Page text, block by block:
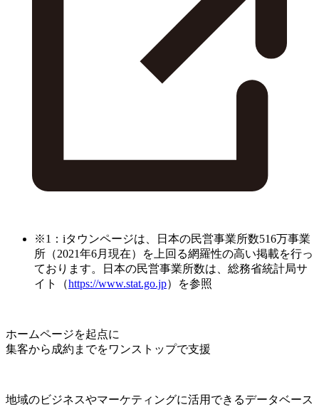
※1：iタウンページは、日本の民営事業所数516万事業
所（2021年6月現在）を上回る網羅性の高い掲載を行っ
ております。日本の民営事業所数は、総務省統計局サ
イト（https://www.stat.go.jp）を参照
ホームページを起点に
集客から成約までをワンストップで支援
地域のビジネスやマーケティングに活用できるデータベース